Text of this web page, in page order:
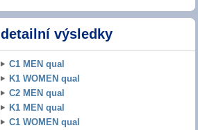
detailní výsledky
C1 MEN qual
K1 WOMEN qual
C2 MEN qual
K1 MEN qual
C1 WOMEN qual